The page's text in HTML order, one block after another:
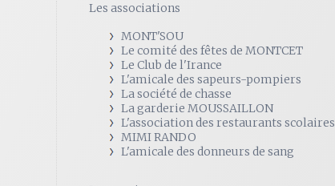
Les associations
MONT'SOU
Le comité des fêtes de MONTCET
Le Club de l'Irance
L'amicale des sapeurs-pompiers
La société de chasse
La garderie MOUSSAILLON
L'association des restaurants scolaires
MIMI RANDO
L'amicale des donneurs de sang